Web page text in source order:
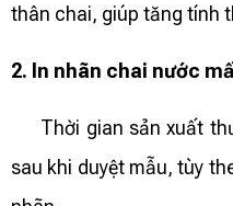
thân chai, giúp tăng tính
2. In nhãn chai nước
Thời gian sản xuất
sau khi duyệt mẫu, tùy